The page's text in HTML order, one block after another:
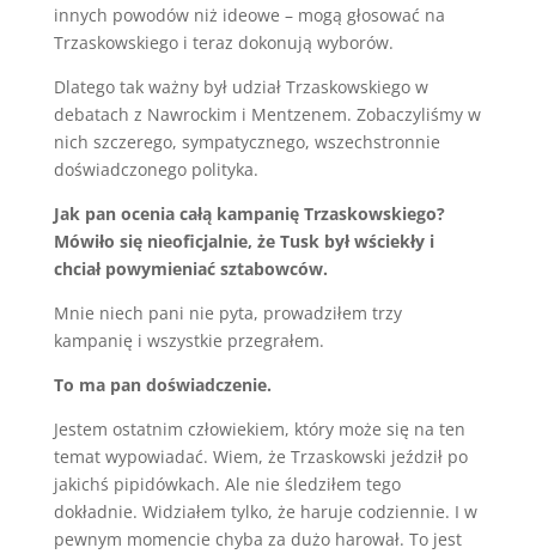
innych powodów niż ideowe – mogą głosować na
Trzaskowskiego i teraz dokonują wyborów.
Dlatego tak ważny był udział Trzaskowskiego w
debatach z Nawrockim i Mentzenem. Zobaczyliśmy w
nich szczerego, sympatycznego, wszechstronnie
doświadczonego polityka.
Jak pan ocenia całą kampanię Trzaskowskiego?
Mówiło się nieoficjalnie, że Tusk był wściekły i
chciał powymieniać sztabowców.
Mnie niech pani nie pyta, prowadziłem trzy
kampanię i wszystkie przegrałem.
To ma pan doświadczenie.
Jestem ostatnim człowiekiem, który może się na ten
temat wypowiadać. Wiem, że Trzaskowski jeździł po
jakichś pipidówkach. Ale nie śledziłem tego
dokładnie. Widziałem tylko, że haruje codziennie. I w
pewnym momencie chyba za dużo harował. To jest